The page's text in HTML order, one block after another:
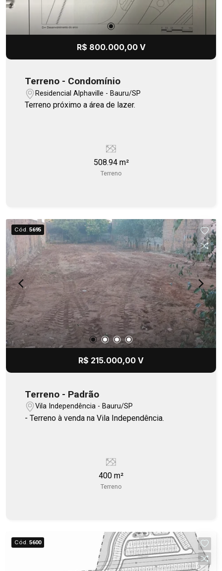
R$ 800.000,00 V
Terreno - Condomínio
Residencial Alphaville - Bauru/SP
Terreno próximo a área de lazer.
508.94 m²
Terreno
Cód. 5695
R$ 215.000,00 V
Terreno - Padrão
Vila Independência - Bauru/SP
- Terreno à venda na Vila Independência.
400 m²
Terreno
Cód. 5600